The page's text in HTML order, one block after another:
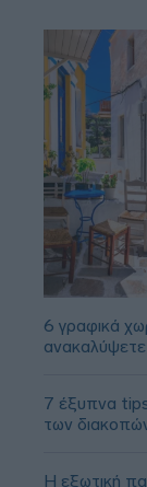
6 γραφικά
ανακαλύψετε
7 έξυπνα tips
των
Η εξωτική